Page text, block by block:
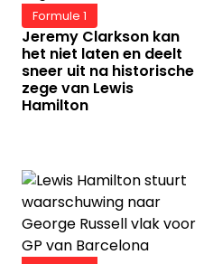
Formule 1
Jeremy Clarkson kan
het niet laten en deelt
sneer uit na historische
zege van Lewis
Hamilton